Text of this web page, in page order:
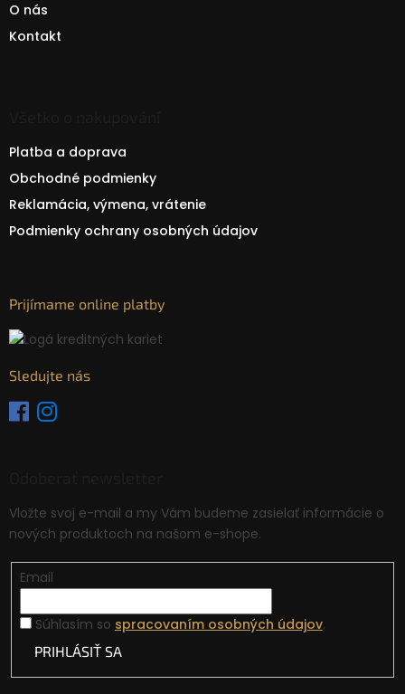
O nás
Kontakt
Platba a doprava
Obchodné podmienky
Reklamácia, výmena, vrátenie
Podmienky ochrany osobných údajov
Prijímame online platby
Sledujte nás
Vložte svoj e-mail a my Vám budeme zasielať informácie o
nových produktoch na našom e-shope.
Email
Súhlasím so spracovaním osobných údajov.
PRIHLÁSIŤ SA